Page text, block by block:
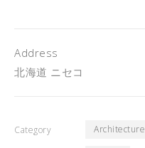
Address
北海道 ニセコ
Category Architecture